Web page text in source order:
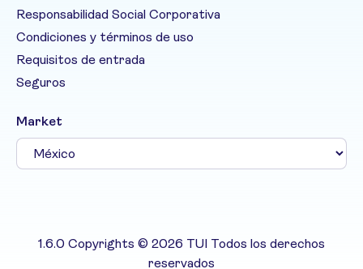
Responsabilidad Social Corporativa
Condiciones y términos de uso
Requisitos de entrada
Seguros
Market
1.6.0 Copyrights © 2026 TUI Todos los derechos
reservados